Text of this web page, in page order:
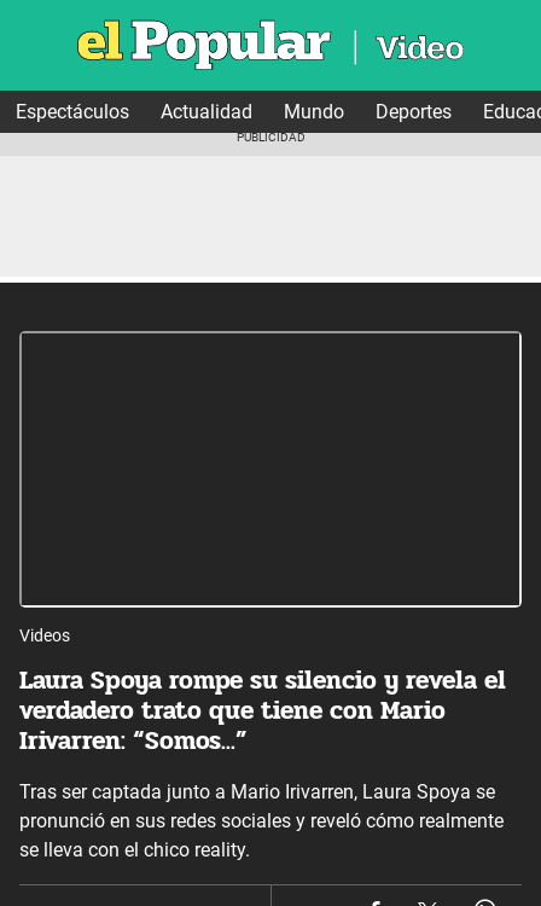
Espectáculos Actualidad Mundo Deportes
Videos
Laura Spoya rompe su silencio y revela el
verdadero trato que tiene con Mario
Irivarren: “Somos...”
Tras ser captada junto a Mario Irivarren, Laura Spoya se
pronunció en sus redes sociales y reveló cómo realmente
se lleva con el chico reality.